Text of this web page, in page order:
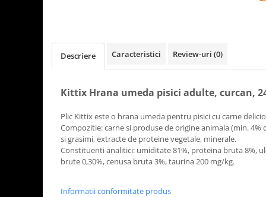
Descriere Caracteristici Review-uri (0)
Kittix Hrana umeda pisici adulte, curcan,
Plic Kittix este o hrana umeda pentru pisici cu carne
Compozitie: carne si produse de origine animala (min. 4%
si grasimi, extracte de proteine vegetale, minerale.
Constituenti analitici: umiditate 81%, proteina bruta 8%,
brute 0,30%, cenusa bruta 3%, taurina 200 mg/kg.
Informatii conformitate produs